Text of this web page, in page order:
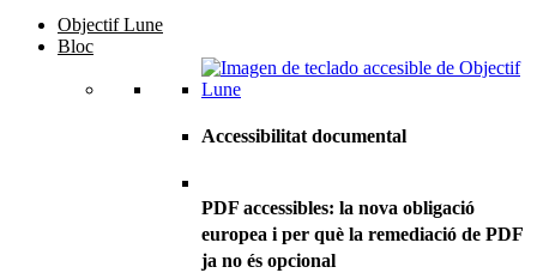
Objectif Lune
Bloc
Accessibilitat documental
PDF accessibles: la nova obligació
europea i per què la remediació de PDF
ja no és opcional